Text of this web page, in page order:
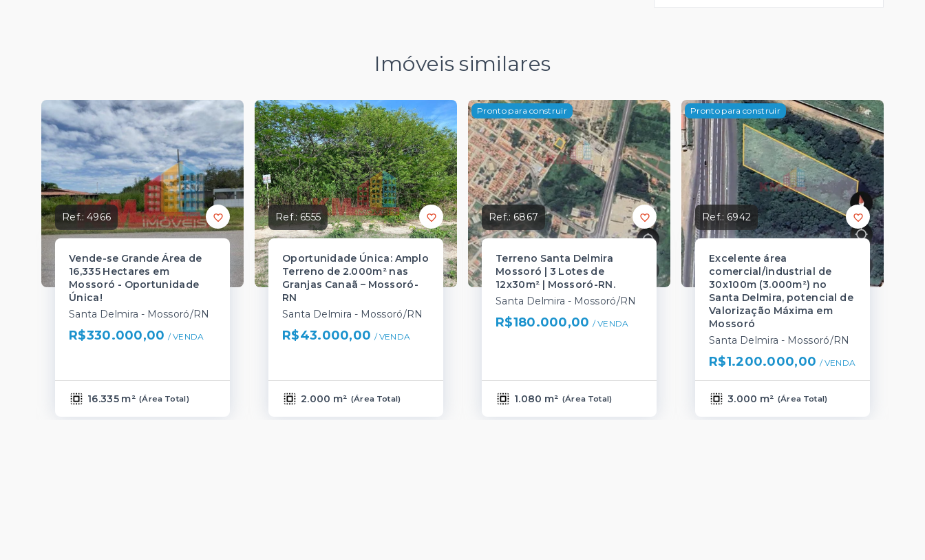
Imóveis similares
Ref.:4966
Vende-se Grande Área de
16,335 Hectares em
Mossoró - Oportunidade
Única!
Santa Delmira - Mossoró/RN
R$330.000,00 / VENDA
16.335 m² (Área Total)
Ref.: 6555
Oportunidade Única: Amplo
Terreno de 2.000m² nas
Granjas Canaã – Mossoró-
RN
Santa Delmira - Mossoró/RN
R$43.000,00 / VENDA
2.000 m² (Área Total)
Pronto para construir
Ref.:6867
Terreno Santa Delmira
Mossoró | 3 Lotes de
12x30m² | Mossoró-RN.
Santa Delmira - Mossoró/RN
R$180.000,00 / VENDA
1.080 m² (Área Total)
Pronto para construir
Ref.: 6942
Excelente área
comercial/industrial de
30x100m (3.000m²) no
Santa Delmira, potencial de
Valorização Máxima em
Mossoró
Santa Delmira - Mossoró/RN
R$1.200.000,00 / VENDA
3.000 m² (Área Total)